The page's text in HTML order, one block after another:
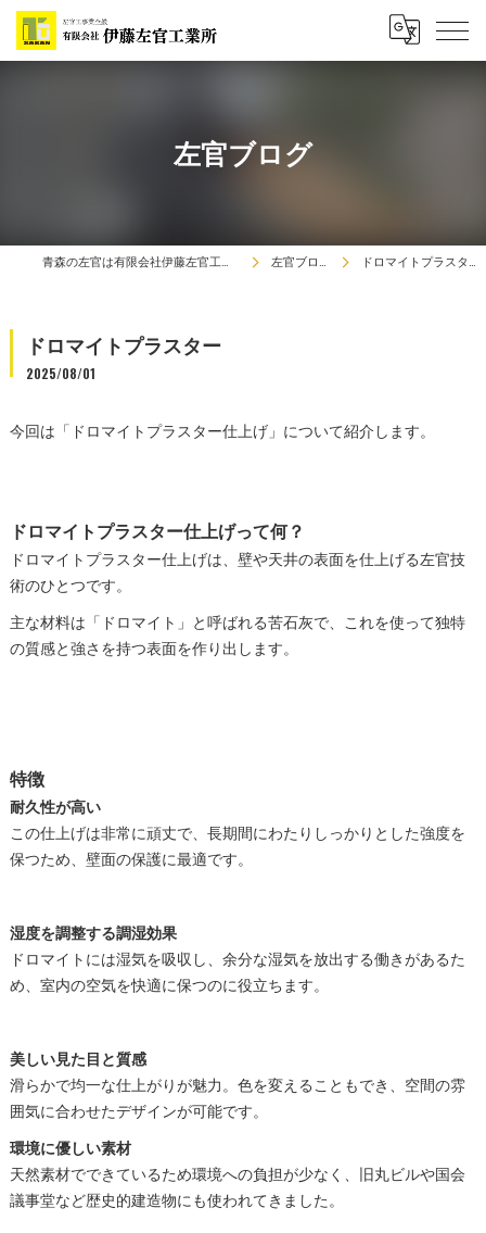
左官ブログ
左官ブログ ドロマイトプラスター
ドロマイトプラスター
2025/08/01
今回は「ドロマイトプラスター仕上げ」について紹介します。
ドロマイトプラスター仕上げって何？
ドロマイトプラスター仕上げは、壁や天井の表面を仕上げる左官技
術のひとつです。
主な材料は「ドロマイト」と呼ばれる苦石灰で、これを使って独特
の質感と強さを持つ表面を作り出します。
特徴
耐久性が高い
この仕上げは非常に頑丈で、長期間にわたりしっかりとした強度を
保つため、壁面の保護に最適です。
湿度を調整する調湿効果
ドロマイトには湿気を吸収し、余分な湿気を放出する働きがあるた
め、室内の空気を快適に保つのに役立ちます。
美しい見た目と質感
滑らかで均一な仕上がりが魅力。色を変えることもでき、空間の雰
囲気に合わせたデザインが可能です。
環境に優しい素材
天然素材でできているため環境への負担が少なく、旧丸ビルや国会
議事堂など歴史的建造物にも使われてきました。